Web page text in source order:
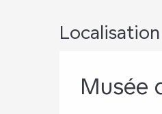
Localisation
Musée